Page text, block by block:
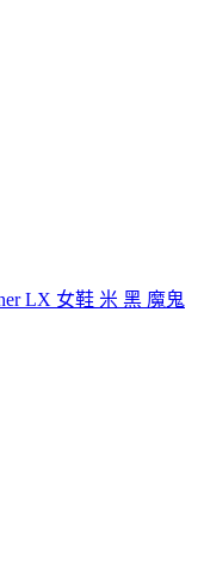
LX 女鞋 米 黑 魔鬼